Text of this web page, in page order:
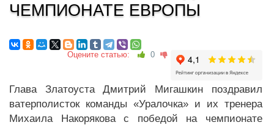
ЧЕМПИОНАТЕ ЕВРОПЫ
Оцените статью: 0
Глава Златоуста Дмитрий Мигашкин поздравил
ватерполисток команды «Уралочка» и их тренера
Михаила Накорякова с победой на чемпионате